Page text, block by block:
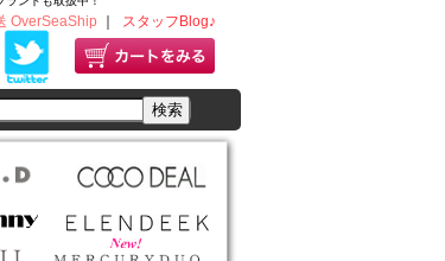
OverSeaShip スタッフBlog♪